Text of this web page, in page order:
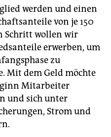
werden und einen
von je 150
Schritt wollen wir
erwerben, um
zu
Mit dem Geld möchte
Mitarbeiter
und sich unter
Strom und